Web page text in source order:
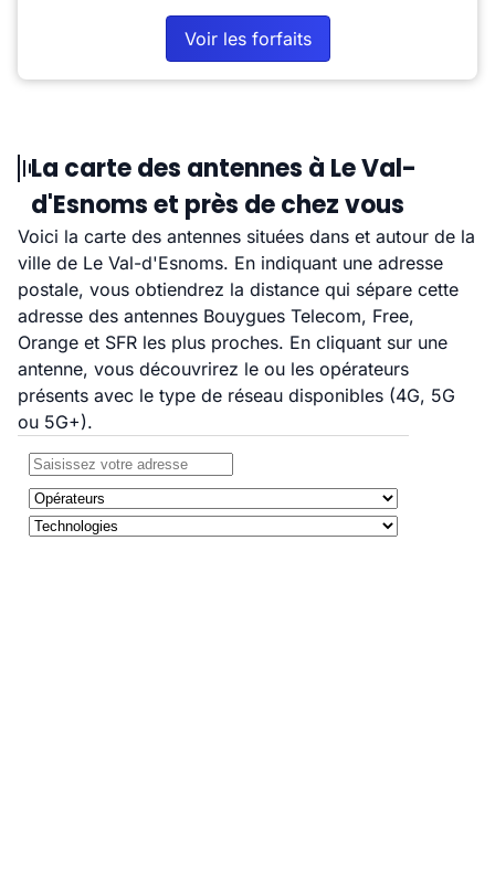
Voir les forfaits
La carte des antennes à Le Val-
d'Esnoms et près de chez vous
Voici la carte des antennes situées dans et autour de la
ville de Le Val-d'Esnoms. En indiquant une adresse
postale, vous obtiendrez la distance qui sépare cette
adresse des antennes Bouygues Telecom, Free,
Orange et SFR les plus proches. En cliquant sur une
antenne, vous découvrirez le ou les opérateurs
présents avec le type de réseau disponibles (4G, 5G
ou 5G+).